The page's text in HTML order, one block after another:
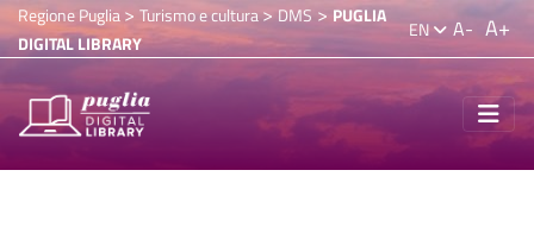
Regione Puglia> Turismo e cultura>DMS > PUGLIA
DIGITAL LIBRARY
EN A- A+